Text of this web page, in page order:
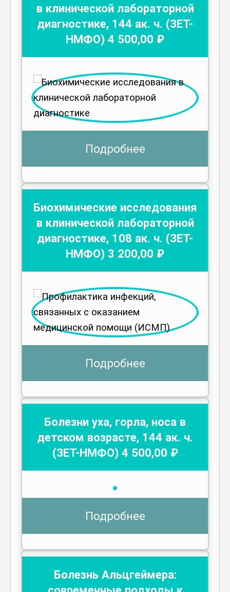
в клинической лабораторной
диагностике, 144 ак. ч. (ЗЕТ-
НМФО) 4 500,00 ₽
Подробнее
Биохимические исследования
в клинической лабораторной
диагностике, 108 ак. ч. (ЗЕТ-
НМФО) 3 200,00 ₽
Подробнее
Болезни уха, горла, носа в
детском возрасте, 144 ак. ч.
(ЗЕТ-НМФО) 4 500,00 ₽
Подробнее
Болезнь Альцгеймера: